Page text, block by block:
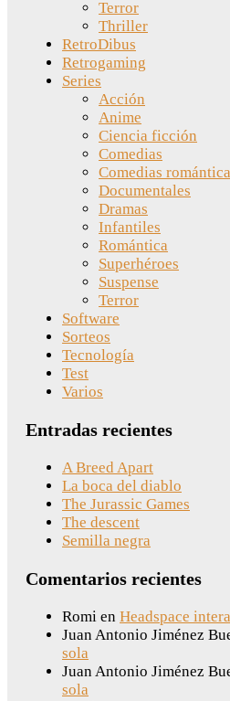
Terror
Thriller
RetroDibus
Retrogaming
Series
Acción
Anime
Ciencia ficción
Comedias
Comedias
Documentales
Dramas
Infantiles
Romántica
Superhéroes
Suspense
Terror
Software
Sorteos
Tecnología
Test
Varios
Entradas recientes
A Breed Apart
La boca del diablo
The Jurassic Games
The descent
Semilla negra
Comentarios recientes
Romi en Headspace
Juan Antonio Jiménez
sola
Juan Antonio Jiménez
sola